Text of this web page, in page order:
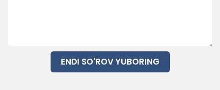
ENDI SO'ROV YUBORING